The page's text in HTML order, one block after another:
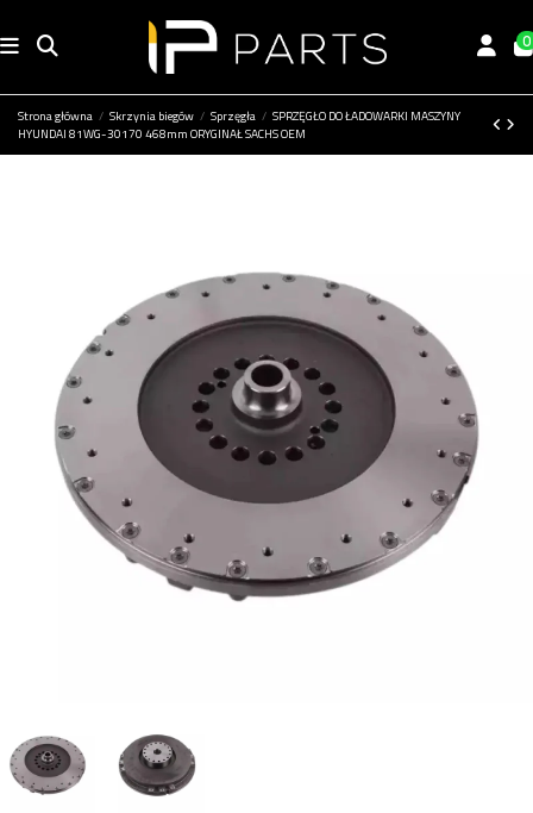
0
Strona główna Skrzynia biegów Sprzęgła
SPRZĘGŁO DO ŁADOWARKI MASZYNY
HYUNDAI 81WG-30170 468mm ORYGINAŁ SACHS OEM